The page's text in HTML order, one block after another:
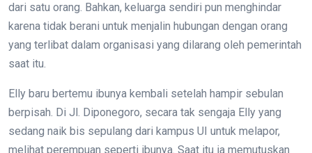
dari satu orang. Bahkan, keluarga sendiri pun menghindar
karena tidak berani untuk menjalin hubungan dengan orang
yang terlibat dalam organisasi yang dilarang oleh pemerintah
saat itu.
Elly baru bertemu ibunya kembali setelah hampir sebulan
berpisah. Di Jl. Diponegoro, secara tak sengaja Elly yang
sedang naik bis sepulang dari kampus UI untuk melapor,
melihat perempuan seperti ibunya. Saat itu ia memutuskan